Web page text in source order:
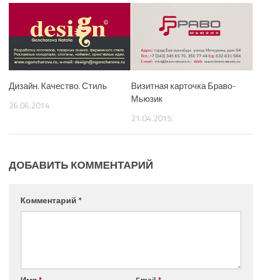
Дизайн. Качество. Стиль
26.06.2014
Визитная карточка Браво-
Мьюзик
21.04.2015
ДОБАВИТЬ КОММЕНТАРИЙ
Комментарий*